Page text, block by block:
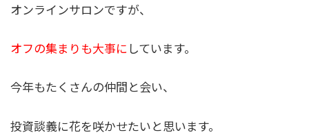
オンラインサロンですが、
オフの集まりも大事に しています。
今年もたくさんの仲間と会い、
投資談義に花を咲かせたいと思います。